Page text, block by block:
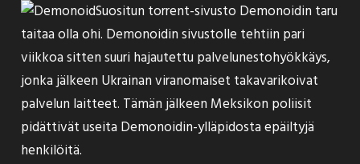
Suositun torrent-sivusto Demonoidin taru
taitaa olla ohi. Demonoidin sivustolle tehtiin pari
viikkoa sittensuuri hajautettu palvelunestohyökkäys,
jonka jälkeen Ukrainan viranomaiset takavarikoivat
palvelun laitteet. Tämän jälkeen Meksikon poliisit
pidättivät useita Demonoidin-ylläpidosta epäiltyjä
henkilöitä.